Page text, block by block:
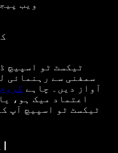
ویب
ٹیکسٹ ٹو اسپیچ
سمفنی سے رہنمائی
آواز دیں۔ چاہے
اعتماد میک ہو،
ٹیکسٹ ٹو اسپیچ آپ